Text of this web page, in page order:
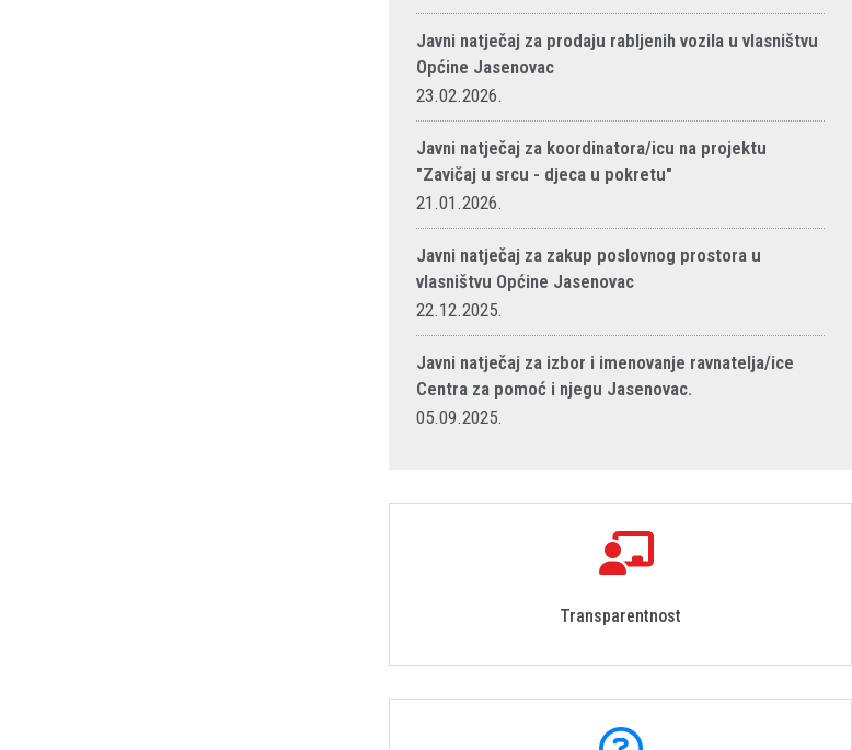
Javni natječaj za prodaju rabljenih vozila u vlasništvu
Općine Jasenovac
23.02.2026.
Javni natječaj za koordinatora/icu na projektu
"Zavičaj u srcu - djeca u pokretu"
21.01.2026.
Javni natječaj za zakup poslovnog prostora u
vlasništvu Općine Jasenovac
22.12.2025.
Javni natječaj za izbor i imenovanje ravnatelja/ice
Centra za pomoć i njegu Jasenovac.
05.09.2025.
Transparentnost